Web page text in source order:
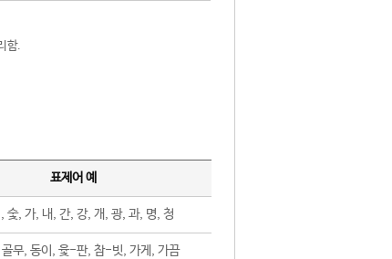
함.
표제어 예
숯, 가, 내, 간, 강, 개, 광, 과, 명, 청
무, 동이, 윷-판, 참-빗, 가게, 가끔